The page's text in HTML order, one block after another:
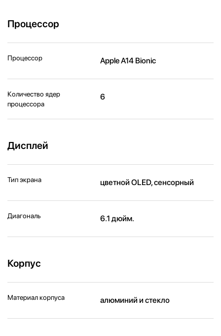
Процессор
Процессор Apple A14 Bionic
Количество ядер
процессора
6
Дисплей
Тип экрана цветной OLED, сенсорный
Диагональ 6.1 дюйм.
Корпус
Материал корпуса алюминий и стекло